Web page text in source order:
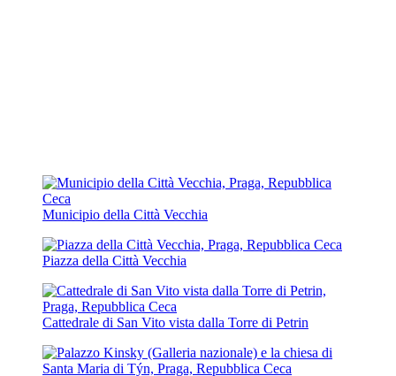
Municipio della Città Vecchia
Piazza della Città Vecchia
Cattedrale di San Vito vista dalla Torre di Petrin